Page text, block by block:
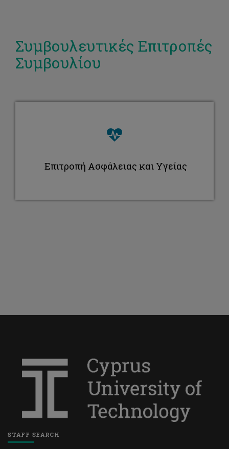
Συμβουλευτικές Επιτροπές
Συμβουλίου
Επιτροπή Ασφάλειας και Υγείας
STAFF SEARCH